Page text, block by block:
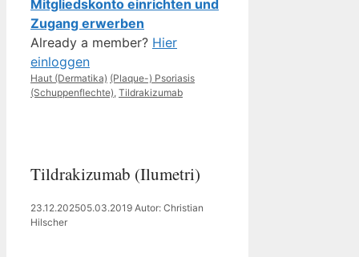
Mitgliedskonto einrichten und
Zugang erwerben
Already a member? Hier
einloggen
Kategorien
Haut (Dermatika) Schlagwörter
(Plaque-) Psoriasis
(Schuppenflechte), Tildrakizumab
Tildrakizumab (Ilumetri)
23.12.202505.03.2019 Autor: Christian
Hilscher